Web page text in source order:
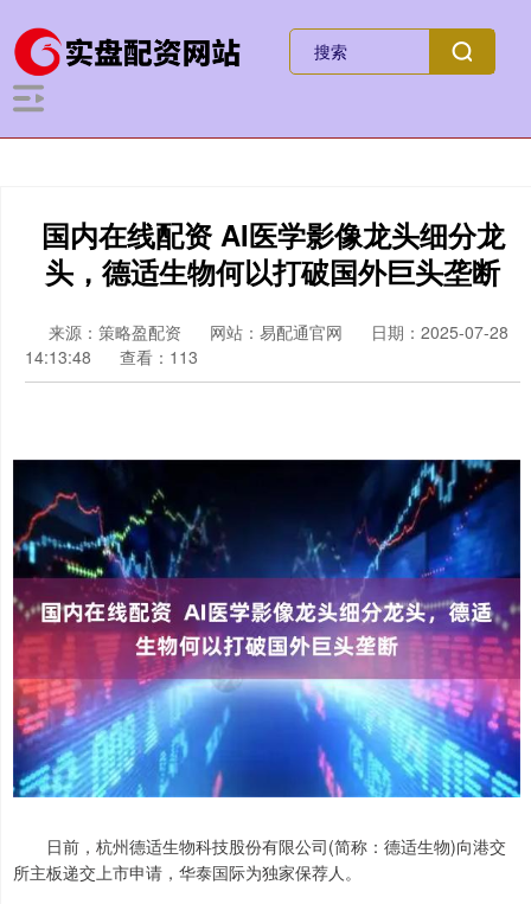
国内在线配资 AI医学影像龙头细分龙
头，德适生物何以打破国外巨头垄断
来源：策略盈配资 网站：易配通官网
日期：2025-07-28
14:13:48
查看：113
日前，杭州德适生物科技股份有限公司(简称：德适生物)向港交
所主板递交上市申请，华泰国际为独家保荐人。